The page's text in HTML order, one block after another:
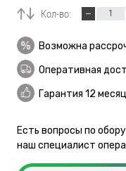
Кол-во:
Возможна
Оперативная
Гарантия 12
Есть вопросы по
наш специалист